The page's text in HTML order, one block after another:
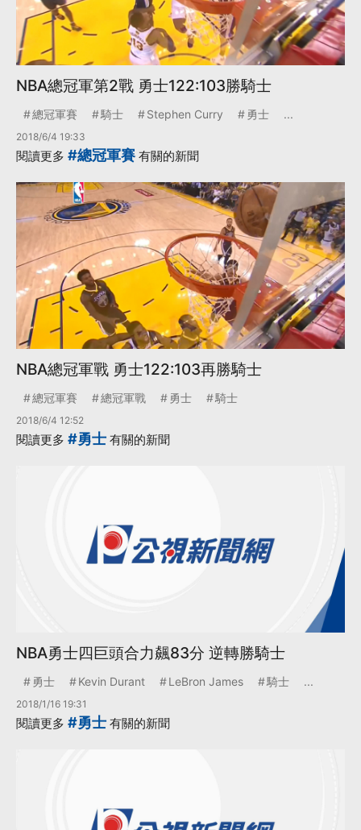
NBA總冠軍第2戰 勇士122:103勝騎士
總冠軍賽 騎士 Stephen Curry 勇士 ...
2018/6/4 19:33
閱讀更多 #總冠軍賽 有關的新聞
NBA總冠軍戰 勇士122:103再勝騎士
總冠軍賽 總冠軍戰 勇士 騎士
2018/6/4 12:52
閱讀更多 #勇士 有關的新聞
NBA勇士四巨頭合力飆83分 逆轉勝騎士
勇士 Kevin Durant LeBron James 騎士 ...
2018/1/16 19:31
閱讀更多 #勇士 有關的新聞